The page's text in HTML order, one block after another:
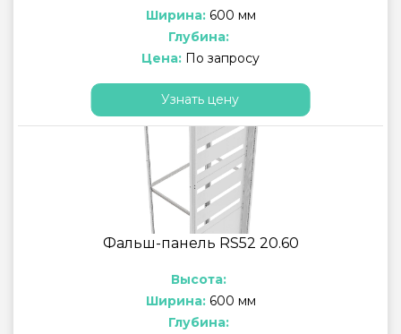
Ширина: 600 мм
Глубина:
Цена: По запросу
Узнать цену
Фальш-панель RS52 20.60
Высота:
Ширина: 600 мм
Глубина: